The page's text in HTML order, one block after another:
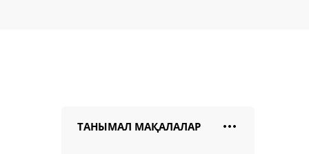
ТАНЫМАЛ МАҚАЛАЛАР